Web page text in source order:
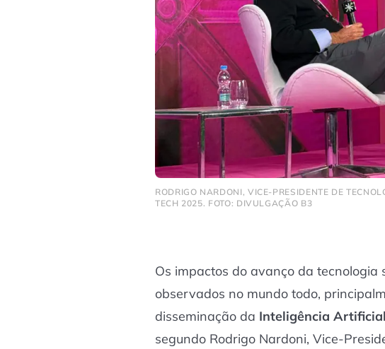
RODRIGO NARDONI, VICE-PRESIDENTE DE
TECH 2025. FOTO: DIVULGAÇÃO B3
Os impactos do avanço da tecnologia
observados no mundo todo,
disseminação da Inteligência
segundo Rodrigo Nardoni, Vice-